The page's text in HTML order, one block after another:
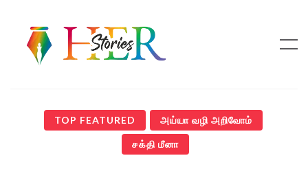
TOP FEATURED அய்யா வழி அறிவோம்
சக்தி மீனா